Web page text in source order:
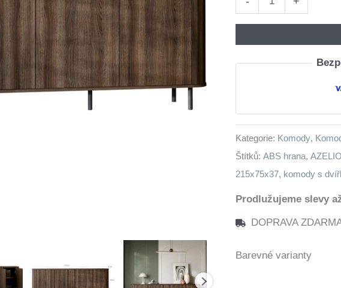
4DN
Kategorie: Komody,
Štítků: ABS hrana,
215x75x37, komody s
Prodlužujeme slevy
DOPRAVA
Barevné varianty